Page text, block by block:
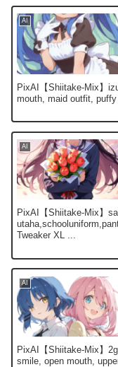
AI
PixAI【Shiitake-Mix】
mouth, maid outfit, puffy
AI
PixAI【Shiitake-Mix】
Tweaker XL ...
AI
PixAI【Shiitake-Mix】
smile, open mouth,